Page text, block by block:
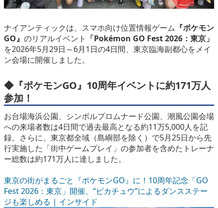
ナイアンティックは、スマホ向け位置情報ゲーム 『ポケモン
GO』 のリアルイベント 「Pokémon GO Fest 2026：東京」
を2026年5月29日～6月1日の4日間、東京臨海副都心をメイ
ン会場に開催しました。
◆『ポケモンGO』 10周年イベントに約171万人
参加！
お台場海浜公園、シンボルプロムナード公園、潮風公園会場
への来場者数は4日間で過去最高となる約11万5,000人を記
録。さらに、東京都全域（島嶼部を除く）で5月25日から先
行実施した「街中ゲームプレイ」の参加者を含めたトレーナ
ー総数は約171万人に達しました。
東京の街がまるごと『ポケモンGO』に！10周年記念「GO
Fest 2026：東京」開催、“ピカチュウ”によるダンスステー
ジも楽しめる | インサイド